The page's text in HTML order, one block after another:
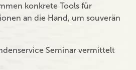
konkrete Tools für
an die Hand, um souverän
Seminar vermittelt